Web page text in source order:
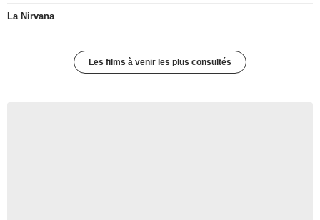
La Nirvana
Les films à venir les plus consultés